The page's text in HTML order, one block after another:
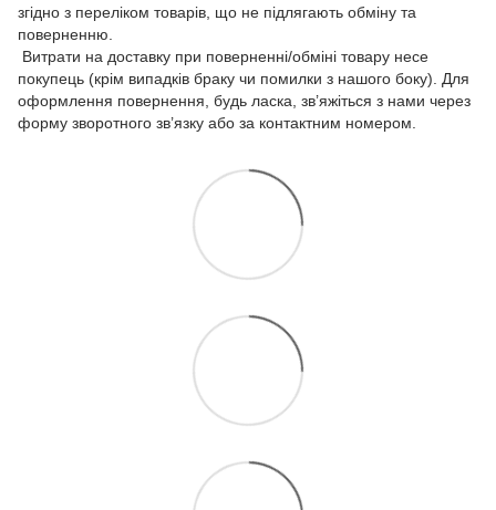
згідно з переліком товарів, що не підлягають обміну та
поверненню.
Витрати на доставку при поверненні/обміні товару несе
покупець (крім випадків браку чи помилки з нашого боку). Для
оформлення повернення, будь ласка, зв’яжіться з нами через
форму зворотного зв’язку або за контактним номером.